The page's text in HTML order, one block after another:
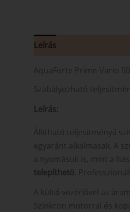
Leírás
AquaForte Prime-Vario
Szabályozható
Leírás:
Állítható teljesítményű
egyaránt alkalmasak. A
a nyomásuk is, mint a
telepíthető .
A külső vezérlővel az
Szinkron motorral és